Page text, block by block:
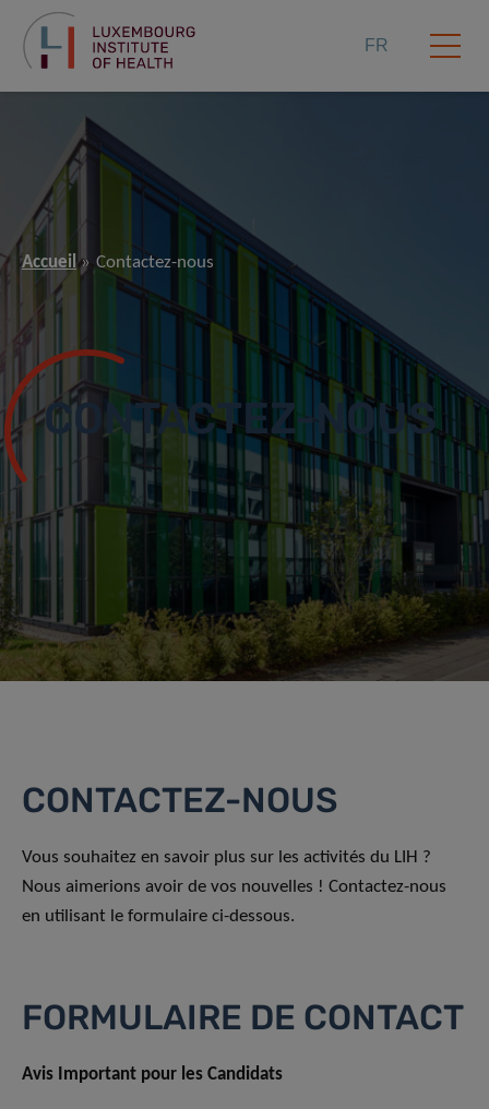
FR
Accueil Contactez-nous
CONTACTEZ-NOUS
CONTACTEZ-NOUS
Vous souhaitez en savoir plus sur les activités du LIH ?
Nous aimerions avoir de vos nouvelles ! Contactez-nous
en utilisant le formulaire ci-dessous.
FORMULAIRE DE CONTACT
Avis Important pour les Candidats